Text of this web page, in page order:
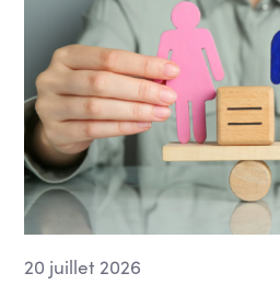
20 juillet 2026